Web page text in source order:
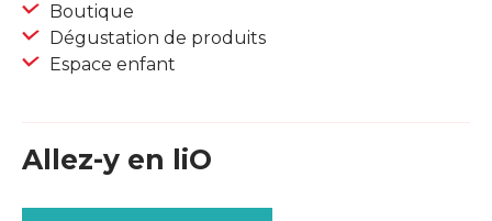
Boutique
Dégustation de produits
Espace enfant
Allez-y en liO